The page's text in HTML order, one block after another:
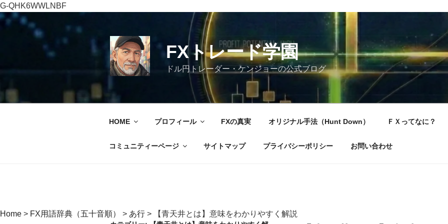
G-QHK6WWLNBF
コ
ス
キ
FXトレード学園
ドル円トレーダー・ケンジョーの公式ブログ
HOME プロフィール FXの真実 オリジナル手法（Hunt Down） ＦＸってなに？
コミュニティーページ サイトマップ プライバシーポリシー お問い合わせ
Home > FX用語辞典（五十音順） > あ行 > 【青天井とは】意味をわかりやすく解説